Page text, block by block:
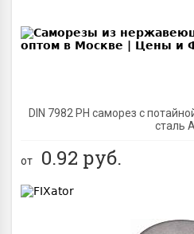
DIN 7982 PH саморез с
сталь
от 0.92 руб.